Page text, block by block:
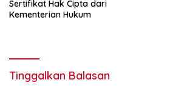
Sertifikat Hak Cipta dari
Kementerian Hukum
Tinggalkan Balasan